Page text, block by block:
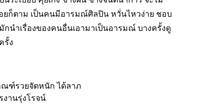
ก็ตาม เป็นคนมีอารมณ์ศิลปิน หวั่นไหวง่าย ชอบ
เรื่องของคนอื่นเอามาเป็นอารมณ์ บางครั้งดู
ง